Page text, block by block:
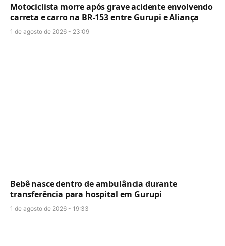
Motociclista morre após grave acidente envolvendo
carreta e carro na BR-153 entre Gurupi e Aliança
1 de agosto de 2026 - 23:09
Bebê nasce dentro de ambulância durante
transferência para hospital em Gurupi
1 de agosto de 2026 - 19:33